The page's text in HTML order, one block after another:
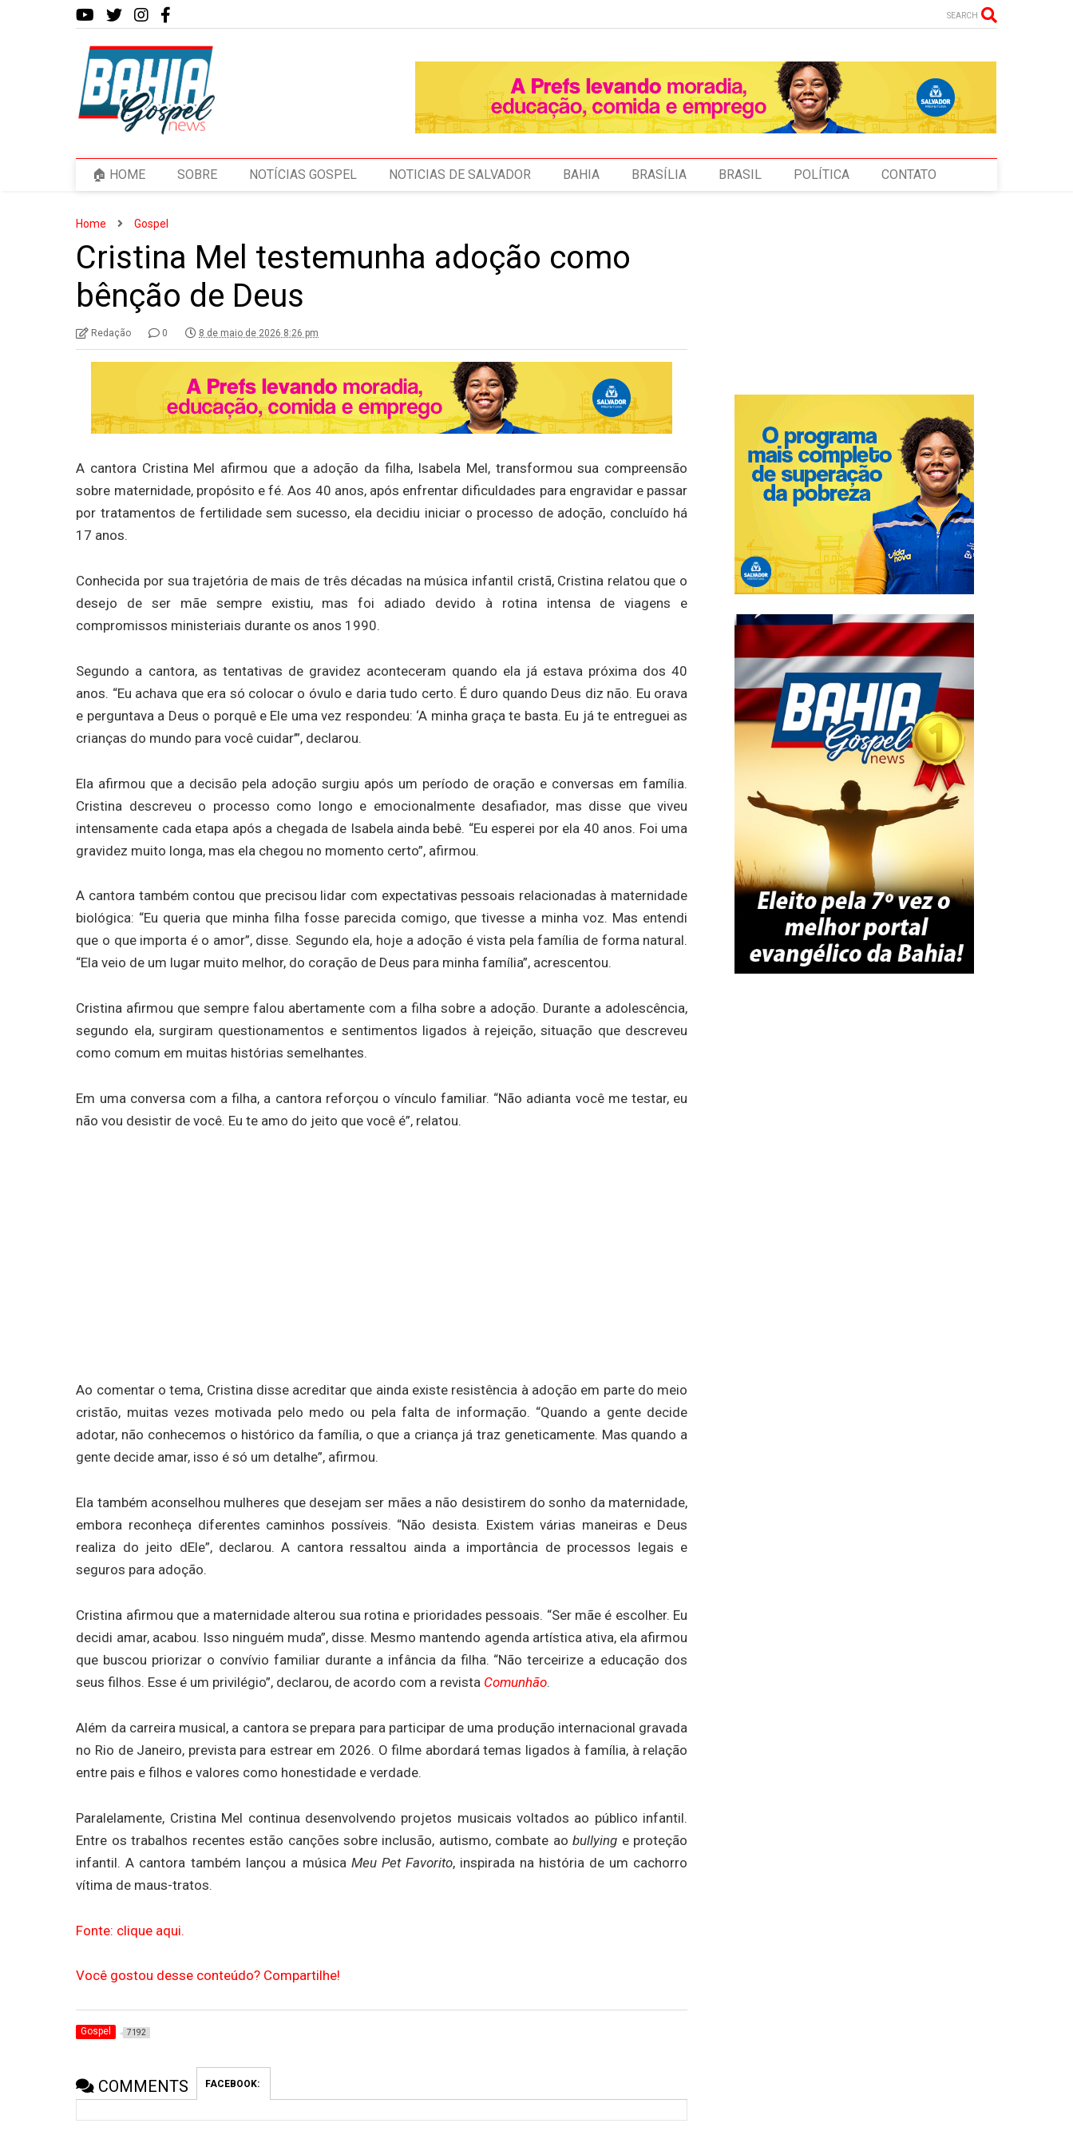
SEARCH
🏠 HOME SOBRE NOTÍCIAS GOSPEL NOTICIAS DE SALVADOR BAHIA BRASÍLIA BRASIL POLÍTICA CONTATO
Home Gospel
Cristina Mel testemunha adoção como
bênção de Deus
Redação 0 8 de maio de 2026 8:26 pm
A cantora Cristina Mel afirmou que a adoção da filha, Isabela Mel, transformou sua compreensão
sobre maternidade, propósito e fé. Aos 40 anos, após enfrentar dificuldades para engravidar e passar
por tratamentos de fertilidade sem sucesso, ela decidiu iniciar o processo de adoção, concluído há
17 anos.
Conhecida por sua trajetória de mais de três décadas na música infantil cristã, Cristina relatou que o
desejo de ser mãe sempre existiu, mas foi adiado devido à rotina intensa de viagens e
compromissos ministeriais durante os anos 1990.
Segundo a cantora, as tentativas de gravidez aconteceram quando ela já estava próxima dos 40
anos. “Eu achava que era só colocar o óvulo e daria tudo certo. É duro quando Deus diz não. Eu orava
e perguntava a Deus o porquê e Ele uma vez respondeu: ‘A minha graça te basta. Eu já te entreguei as
crianças do mundo para você cuidar’”, declarou.
Ela afirmou que a decisão pela adoção surgiu após um período de oração e conversas em família.
Cristina descreveu o processo como longo e emocionalmente desafiador, mas disse que viveu
intensamente cada etapa após a chegada de Isabela ainda bebê. “Eu esperei por ela 40 anos. Foi uma
gravidez muito longa, mas ela chegou no momento certo”, afirmou.
A cantora também contou que precisou lidar com expectativas pessoais relacionadas à maternidade
biológica: “Eu queria que minha filha fosse parecida comigo, que tivesse a minha voz. Mas entendi
que o que importa é o amor”, disse. Segundo ela, hoje a adoção é vista pela família de forma natural.
“Ela veio de um lugar muito melhor, do coração de Deus para minha família”, acrescentou.
Cristina afirmou que sempre falou abertamente com a filha sobre a adoção. Durante a adolescência,
segundo ela, surgiram questionamentos e sentimentos ligados à rejeição, situação que descreveu
como comum em muitas histórias semelhantes.
Em uma conversa com a filha, a cantora reforçou o vínculo familiar. “Não adianta você me testar, eu
não vou desistir de você. Eu te amo do jeito que você é”, relatou.
Ao comentar o tema, Cristina disse acreditar que ainda existe resistência à adoção em parte do meio
cristão, muitas vezes motivada pelo medo ou pela falta de informação. “Quando a gente decide
adotar, não conhecemos o histórico da família, o que a criança já traz geneticamente. Mas quando a
gente decide amar, isso é só um detalhe”, afirmou.
Ela também aconselhou mulheres que desejam ser mães a não desistirem do sonho da maternidade,
embora reconheça diferentes caminhos possíveis. “Não desista. Existem várias maneiras e Deus
realiza do jeito dEle”, declarou. A cantora ressaltou ainda a importância de processos legais e
seguros para adoção.
Cristina afirmou que a maternidade alterou sua rotina e prioridades pessoais. “Ser mãe é escolher. Eu
decidi amar, acabou. Isso ninguém muda”, disse. Mesmo mantendo agenda artística ativa, ela afirmou
que buscou priorizar o convívio familiar durante a infância da filha. “Não terceirize a educação dos
seus filhos. Esse é um privilégio”, declarou, de acordo com a revista Comunhão.
Além da carreira musical, a cantora se prepara para participar de uma produção internacional gravada
no Rio de Janeiro, prevista para estrear em 2026. O filme abordará temas ligados à família, à relação
entre pais e filhos e valores como honestidade e verdade.
Paralelamente, Cristina Mel continua desenvolvendo projetos musicais voltados ao público infantil.
Entre os trabalhos recentes estão canções sobre inclusão, autismo, combate aobullying e proteção
infantil. A cantora também lançou a música Meu Pet Favorito, inspirada na história de um cachorro
vítima de maus-tratos.
Fonte: clique aqui.
Você gostou desse conteúdo? Compartilhe!
Gospel 7192
COMMENTS FACEBOOK: